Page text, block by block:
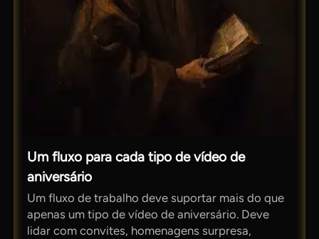
Um fluxo para cada tipo de vídeo de
aniversário
Um fluxo de trabalho deve suportar mais do que
apenas um tipo de vídeo de aniversário. Deve
lidar com convites, homenagens surpresa,